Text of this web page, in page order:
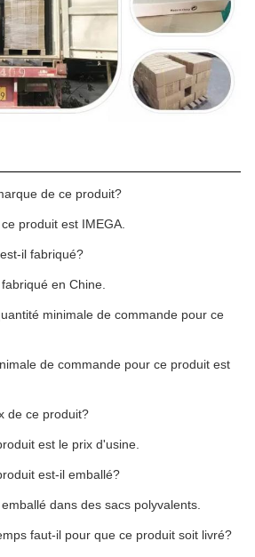
de ce produit?
produit est IMEGA.
il fabriqué?
en Chine.
minimale de commande pour ce
de commande pour ce produit est
de ce produit?
est le prix d'usine.
est-il emballé?
dans des sacs polyvalents.
faut-il pour que ce produit soit livré?